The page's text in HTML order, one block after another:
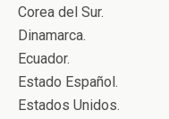
Corea del Sur.
Dinamarca.
Ecuador.
Estado Español.
Estados Unidos.